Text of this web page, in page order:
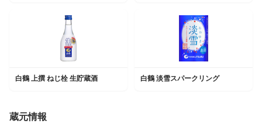
白鶴 上撰 ねじ栓 生貯蔵酒 白鶴 淡雪スパークリング
蔵元情報